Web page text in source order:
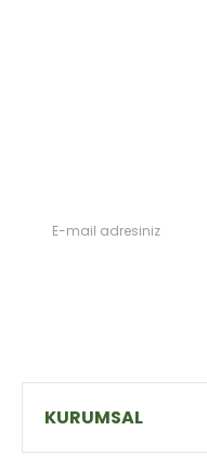
KURUMSAL